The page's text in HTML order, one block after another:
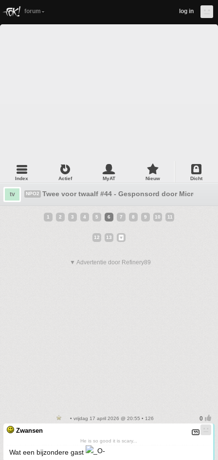
forum log in
Index Actief MyAT Nieuw Dicht
tv NPO2 Twee voor twaalf #44 - Gesponsord door Microsoft
1 2 3 4 5 6 7 8 9 10 11
12 13
▼ Advertentie door Refinery89
• vrijdag 17 april 2026 @ 20:55 • 126
Zwansen
He is so good it is scary...
Wat een bijzondere gast